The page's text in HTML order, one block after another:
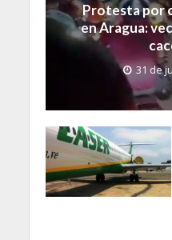
Protesta por
en Aragua:
31 de